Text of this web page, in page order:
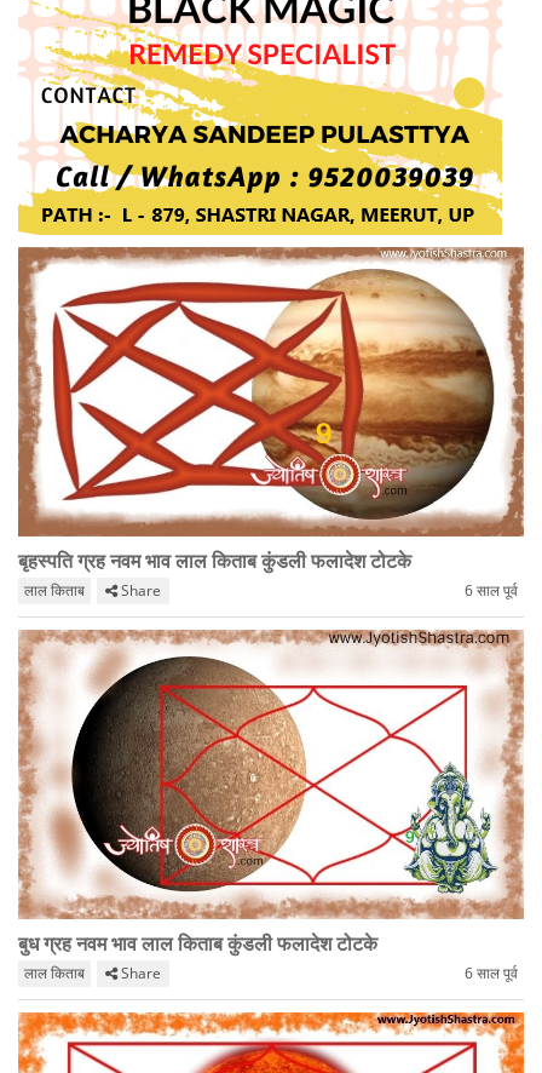
बृहस्पति ग्रह नवम भाव लाल किताब कुंडली फलादेश टोटके
लाल किताब Share 6 साल पूर्व
बुध ग्रह नवम भाव लाल किताब कुंडली फलादेश टोटके
लाल किताब Share 6 साल पूर्व